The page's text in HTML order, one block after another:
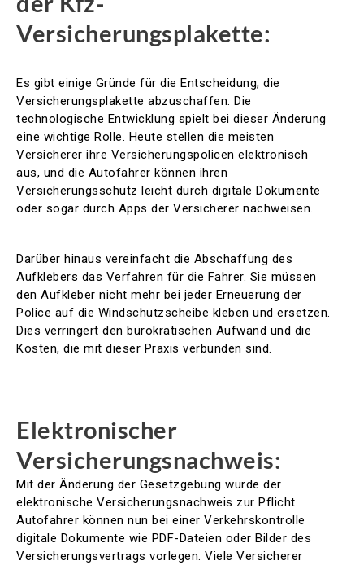
Versicherungsplakette:
Es gibt einige Gründe für die Entscheidung, die
Versicherungsplakette abzuschaffen. Die
technologische Entwicklung spielt bei dieser Änderung
eine wichtige Rolle. Heute stellen die meisten
Versicherer ihre Versicherungspolicen elektronisch
aus, und die Autofahrer können ihren
Versicherungsschutz leicht durch digitale Dokumente
oder sogar durch Apps der Versicherer nachweisen.
Darüber hinaus vereinfacht die Abschaffung des
Aufklebers das Verfahren für die Fahrer. Sie müssen
den Aufkleber nicht mehr bei jeder Erneuerung der
Police auf die Windschutzscheibe kleben und ersetzen.
Dies verringert den bürokratischen Aufwand und die
Kosten, die mit dieser Praxis verbunden sind.
Elektronischer
Versicherungsnachweis:
Mit der Änderung der Gesetzgebung wurde der
elektronische Versicherungsnachweis zur Pflicht.
Autofahrer können nun bei einer Verkehrskontrolle
digitale Dokumente wie PDF-Dateien oder Bilder des
Versicherungsvertrags vorlegen. Viele Versicherer